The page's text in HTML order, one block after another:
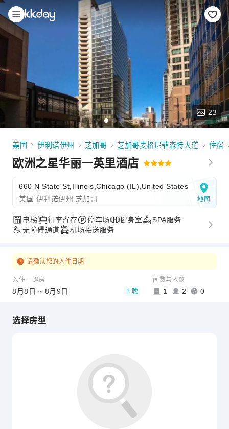
23
美国 伊利诺伊州 芝加哥 芝加哥麦格尼菲森特大道 住宿
欧洲之星华丽一英里酒店
660 N State St,Illinois,Chicago (IL),United States
美国 伊利诺伊州 芝加哥
地图
电梯 行李寄存 停车场 健身室
SPA服务
无障碍通道
机场接送服务
请确认您的入住日期
入住 – 退房
8月8日 ~ 8月9日 1 晚
间数与人数
1 2 0
选择房型